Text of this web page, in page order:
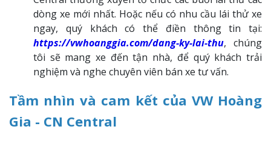
dòng xe mới nhất. Hoặc nếu có nhu cầu lái thử xe
ngay, quý khách có thể điền thông tin tại:
https://vwhoanggia.com/dang-ky-lai-thu, chúng
tôi sẽ mang xe đến tận nhà, để quý khách trải
nghiệm và nghe chuyên viên bán xe tư vấn.
Tầm nhìn và cam kết của VW Hoàng
Gia - CN Central